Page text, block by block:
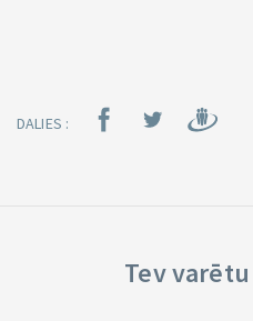
DALIES :
Tev